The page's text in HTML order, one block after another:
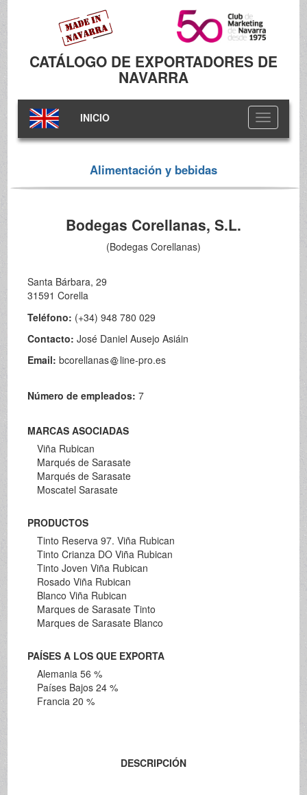
CATÁLOGO DE EXPORTADORES DE
NAVARRA
Toggle
navigation
INICIO
Alimentación y bebidas
Bodegas Corellanas, S.L.
(Bodegas Corellanas)
Santa Bárbara, 29
31591 Corella
Teléfono: (+34) 948 780 029
Contacto:José Daniel Ausejo Asiáin
Email:bcorellanas line-pro.es
Número de empleados:7
MARCAS ASOCIADAS
Viña Rubican
Marqués de Sarasate
Marqués de Sarasate
Moscatel Sarasate
PRODUCTOS
Tinto Reserva 97. Viña Rubican
Tinto Crianza DO Viña Rubican
Tinto Joven Viña Rubican
Rosado Viña Rubican
Blanco Viña Rubican
Marques de Sarasate Tinto
Marques de Sarasate Blanco
PAÍSES A LOS QUE EXPORTA
Alemania 56 %
Países Bajos 24 %
Francia 20 %
DESCRIPCIÓN